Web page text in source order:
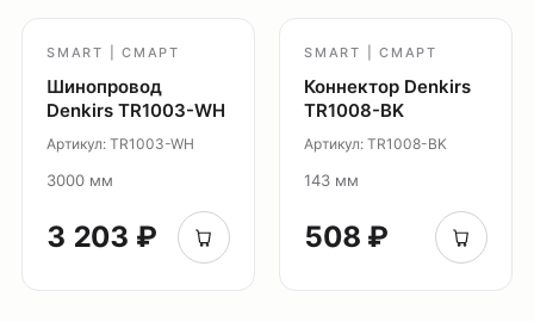
SMART | СМАРТ
Шинопровод
Denkirs TR1003-WH
Артикул: TR1003-WH
3000 мм
3 203 ₽
SMART | СМАРТ
Коннектор Denkirs
TR1008-BK
Артикул: TR1008-BK
143 мм
508 ₽
Монтажным организациям
+7 (495) 108-49-68
Социальные сети
Торговым компаниям